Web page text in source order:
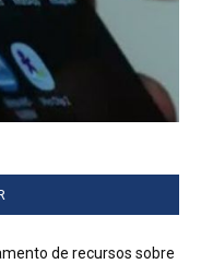
de recursos sobre